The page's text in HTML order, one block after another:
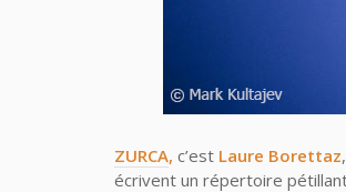
ZURCA, c’est Laure Borettaz
écrivent un répertoire